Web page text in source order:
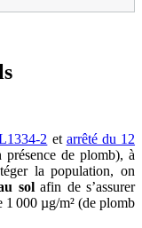
2 et arrêté du 12
de plomb), à
la population, on
solafin de s’assurer
1 000 µg/m² (de plomb